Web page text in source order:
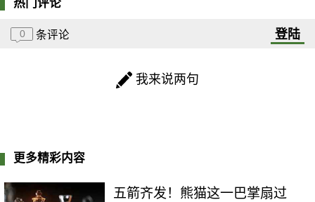
热门评论
0 条评论 登陆
我来说两句
更多精彩内容
五箭齐发！熊猫这一巴掌扇过